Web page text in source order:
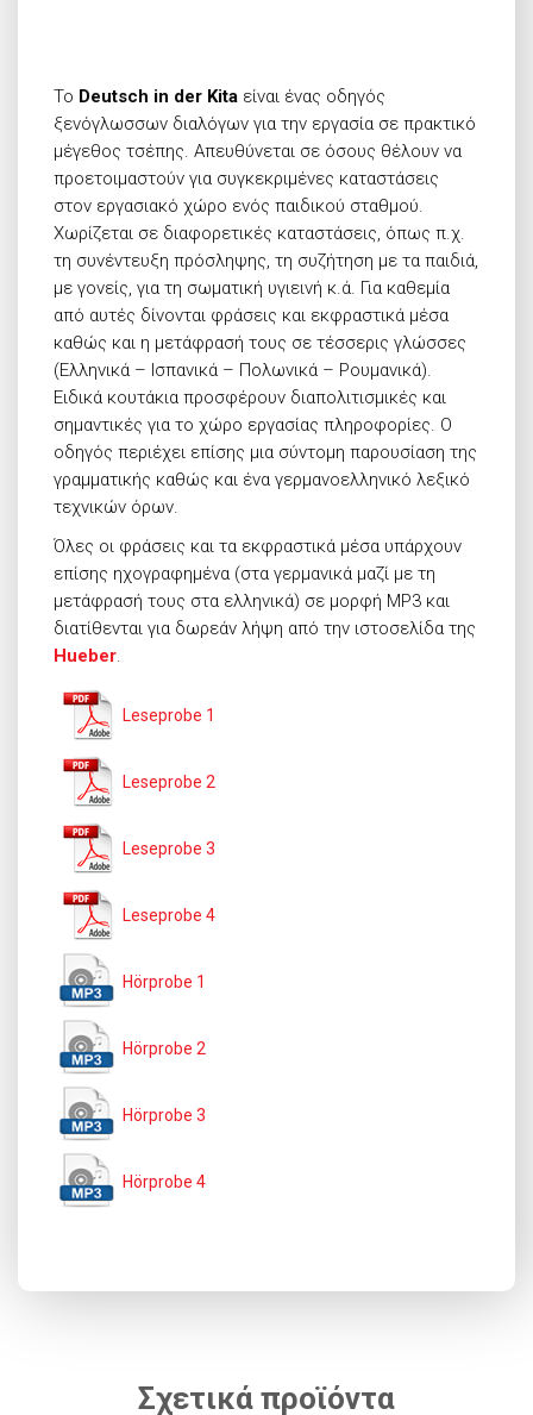
Το Deutsch in der Κita είναι ένας οδηγός
ξενόγλωσσων διαλόγων για την εργασία σε πρακτικό
μέγεθος τσέπης. Απευθύνεται σε όσους θέλουν να
προετοιμαστούν για συγκεκριμένες καταστάσεις
στον εργασιακό χώρο ενός παιδικού σταθμού.
Χωρίζεται σε διαφορετικές καταστάσεις, όπως π.χ.
τη συνέντευξη πρόσληψης, τη συζήτηση με τα παιδιά,
με γονείς, για τη σωματική υγιεινή κ.ά. Για καθεμία
από αυτές δίνονται φράσεις και εκφραστικά μέσα
καθώς και η μετάφρασή τους σε τέσσερις γλώσσες
(Ελληνικά – Ισπανικά – Πολωνικά – Ρουμανικά).
Ειδικά κουτάκια προσφέρουν διαπολιτισμικές και
σημαντικές για το χώρο εργασίας πληροφορίες. Ο
οδηγός περιέχει επίσης μια σύντομη παρουσίαση της
γραμματικής καθώς και ένα γερμανοελληνικό λεξικό
τεχνικών όρων.
Όλες οι φράσεις και τα εκφραστικά μέσα υπάρχουν
επίσης ηχογραφημένα (στα γερμανικά μαζί με τη
μετάφρασή τους στα ελληνικά) σε μορφή MP3 και
διατίθενται για δωρεάν λήψη από την ιστοσελίδα της
Hueber.
Leseprobe 1
Leseprobe 2
Leseprobe 3
Leseprobe 4
Hörprobe 1
Hörprobe 2
Hörprobe 3
Hörprobe 4
Σχετικά προϊόντα